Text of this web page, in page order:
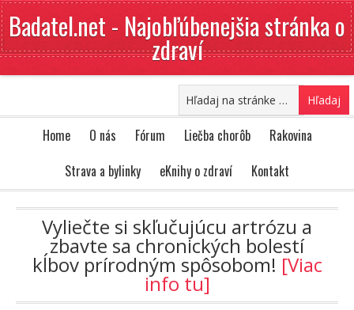
Badatel.net - Najobľúbenejšia stránka o
zdraví
Home O nás Fórum Liečba chorôb
Rakovina
Strava a bylinky
eKnihy o zdraví Kontakt
Vyliečte si skľučujúcu artrózu a
zbavte sa chronických bolestí
kĺbov prírodným spôsobom! [Viac
info tu]